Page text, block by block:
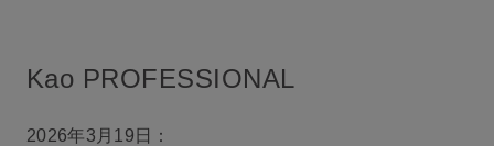
Kao PROFESSIONAL
2026年3月19日：